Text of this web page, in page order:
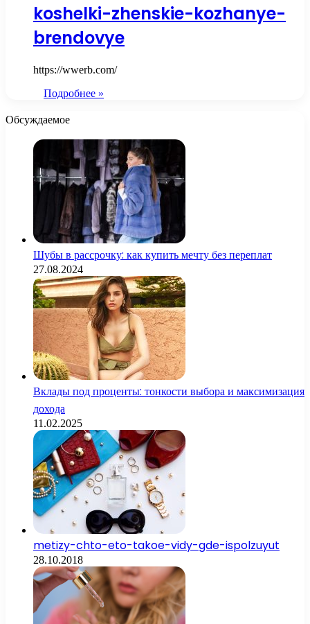
koshelki-zhenskie-kozhanye-
brendovye
https://wwerb.com/
Подробнее »
Обсуждаемое
Шубы в рассрочку: как купить мечту без переплат
27.08.2024
Вклады под проценты: тонкости выбора и максимизация
дохода
11.02.2025
metizy-chto-eto-takoe-vidy-gde-ispolzuyut
28.10.2018